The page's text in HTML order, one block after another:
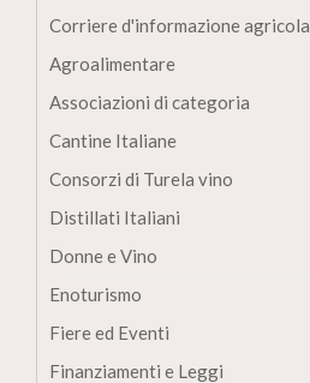
Corriere d'informazione agricola
Agroalimentare
Associazioni di categoria
Cantine Italiane
Consorzi di Turela vino
Distillati Italiani
Donne e Vino
Enoturismo
Fiere ed Eventi
Finanziamenti e Leggi